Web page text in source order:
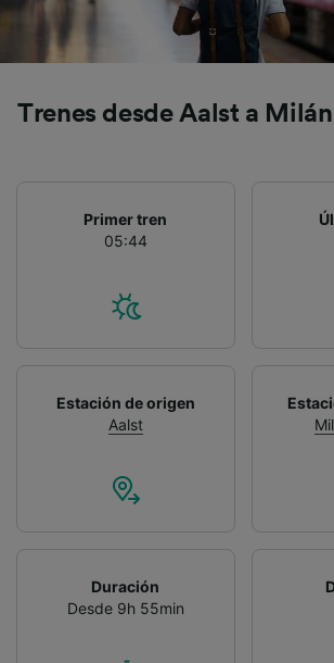
Trenes desde Aalst a
Primer tren
05:44
Estación de origen
Aalst
Duración
Desde 9h 55min